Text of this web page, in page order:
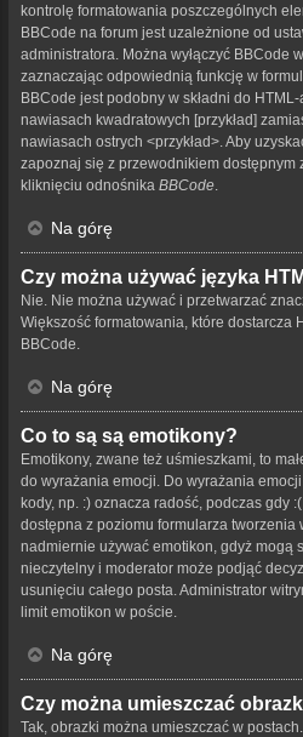
kontrolę formatowania poszczególnych
BBCode na forum jest uzależnione od
administratora. Można wyłączyć BBCode
zaznaczając odpowiednią funkcję w
BBCode jest podobny w składni do
nawiasach kwadratowych [przykład]
nawiasach ostrych <przykład>. Aby
zapoznaj się z przewodnikiem dostępnym
kliknięciu odnośnika BBCode
Na górę
Czy można używać języka
Nie. Nie można używać i przetwarzać
Większość formatowania, które dostarcza
BBCode.
Na górę
Co to są są emotikony?
Emotikony, zwane też uśmieszkami, to
do wyrażania emocji. Do wyrażania
kody, np. :) oznacza radość, podczas gdy
dostępna z poziomu formularza
nadmiernie używać emotikon, gdyż mogą
nieczytelny i moderator może podjąć
usunięciu całego posta. Administrator
limit emotikon w poście.
Na górę
Czy można umieszczać
Tak, obrazki można umieszczać w